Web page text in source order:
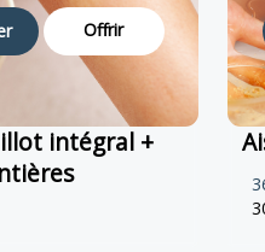
Offrir
intégral +